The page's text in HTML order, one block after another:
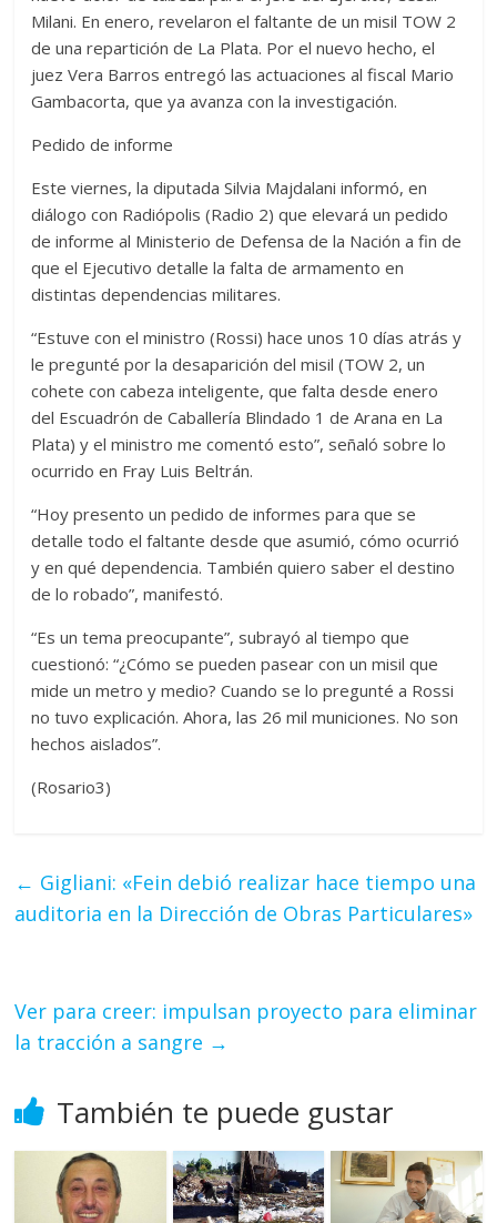
Milani. En enero, revelaron el faltante de un misil TOW 2
de una repartición de La Plata. Por el nuevo hecho, el
juez Vera Barros entregó las actuaciones al fiscal Mario
Gambacorta, que ya avanza con la investigación.
Pedido de informe
Este viernes, la diputada Silvia Majdalani informó, en
diálogo con Radiópolis (Radio 2) que elevará un pedido
de informe al Ministerio de Defensa de la Nación a fin de
que el Ejecutivo detalle la falta de armamento en
distintas dependencias militares.
“Estuve con el ministro (Rossi) hace unos 10 días atrás y
le pregunté por la desaparición del misil (TOW 2, un
cohete con cabeza inteligente, que falta desde enero
del Escuadrón de Caballería Blindado 1 de Arana en La
Plata) y el ministro me comentó esto”, señaló sobre lo
ocurrido en Fray Luis Beltrán.
“Hoy presento un pedido de informes para que se
detalle todo el faltante desde que asumió, cómo ocurrió
y en qué dependencia. También quiero saber el destino
de lo robado”, manifestó.
“Es un tema preocupante”, subrayó al tiempo que
cuestionó: “¿Cómo se pueden pasear con un misil que
mide un metro y medio? Cuando se lo pregunté a Rossi
no tuvo explicación. Ahora, las 26 mil municiones. No son
hechos aislados”.
(Rosario3)
← Gigliani: «Fein debió realizar hace tiempo una
auditoria en la Dirección de Obras Particulares»
Ver para creer: impulsan proyecto para eliminar
la tracción a sangre →
También te puede gustar